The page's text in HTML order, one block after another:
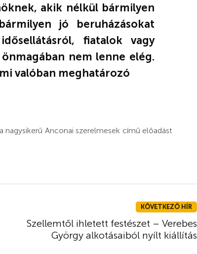
akik nélkül bármilyen
jó beruházásokat
fiatalok vagy
nem lenne elég.
valóban meghatározó
Anconai szerelmesek című előadást
KÖVETKEZŐ HÍR
Szellemtől ihletett festészet – Verebes
György alkotásaiból nyílt kiállítás